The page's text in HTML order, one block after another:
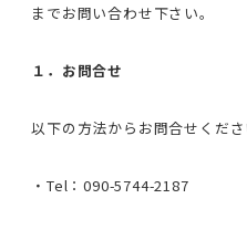
までお問い合わせ下さい。
１．お問合せ
以下の方法からお問合せくださ
・Tel：090-5744-2187